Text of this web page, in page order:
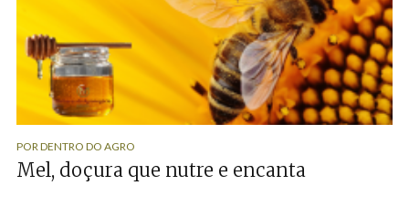
POR DENTRO DO AGRO
Mel, doçura que nutre e encanta